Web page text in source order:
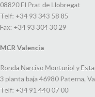
08820 El Prat de Llobregat
Telf: +34 93 343 58 85
Fax: +34 93 304 30 29
MCR Valencia
Ronda Narciso Monturiol y
3 planta baja 46980 Paterna,
Telf: +34 91 440 07 00